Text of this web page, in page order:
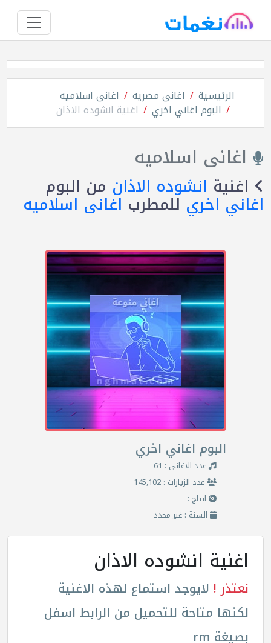
الرئيسية اغانى مصريه اغانى اسلاميه
البوم اغاني اخري اغنية انشوده الاذان
اغانى اسلاميه
اغنية انشوده الاذان من البوم
اغاني اخري للمطرب اغانى اسلاميه
البوم اغاني اخري
عدد الاغاني : 61
عدد الزيارات : 145,102
انتاج :
السنة : غير محدد
اغنية انشوده الاذان
نعتذر ! لايوجد استماع لهذه الاغنية
لكنها متاحة للتحميل من الرابط اسفل
بصيغة rm